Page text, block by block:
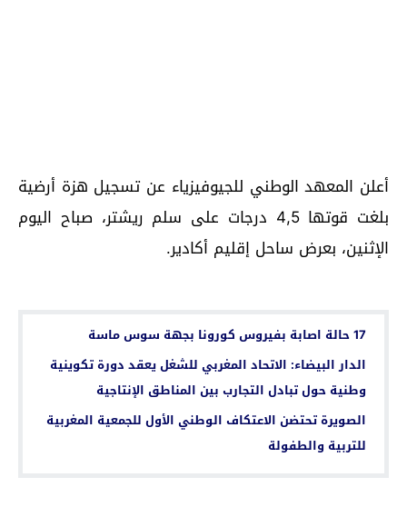
أعلن المعهد الوطني للجيوفيزياء عن تسجيل هزة أرضية
بلغت قوتها 4,5 درجات على سلم ريشتر، صباح اليوم
الإثنين، بعرض ساحل إقليم أكادير.
17 حالة اصابة بفيروس كورونا بجهة سوس ماسة
الدار البيضاء: الاتحاد المغربي للشغل يعقد دورة تكوينية
وطنية حول تبادل التجارب بين المناطق الإنتاجية
الصويرة تحتضن الاعتكاف الوطني الأول للجمعية المغربية
للتربية والطفولة